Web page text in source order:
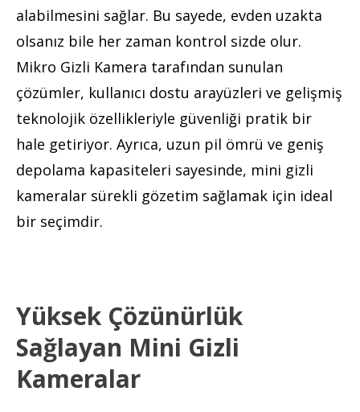
alabilmesini sağlar. Bu sayede, evden uzakta
olsanız bile her zaman kontrol sizde olur.
Mikro Gizli Kamera tarafından sunulan
çözümler, kullanıcı dostu arayüzleri ve gelişmiş
teknolojik özellikleriyle güvenliği pratik bir
hale getiriyor. Ayrıca, uzun pil ömrü ve geniş
depolama kapasiteleri sayesinde, mini gizli
kameralar sürekli gözetim sağlamak için ideal
bir seçimdir.
Yüksek Çözünürlük
Sağlayan Mini Gizli
Kameralar